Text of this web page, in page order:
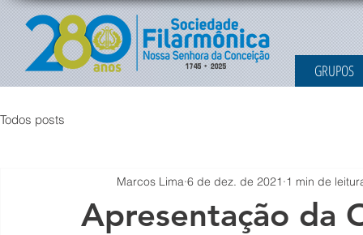
GRUPOS
Todos posts
Apresentação da
Marcos Lima 6 de dez. de 2021 1 min de